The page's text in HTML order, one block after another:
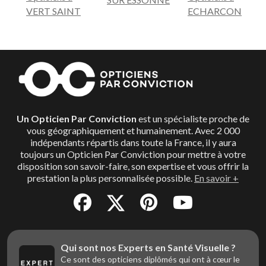
VERT SAINT
ECHARCON
Un Opticien Par Conviction est un spécialiste proche de
vous géographiquement et humainement. Avec 2 000
indépendants répartis dans toute la France, il y aura
toujours un Opticien Par Conviction pour mettre à votre
disposition son savoir-faire, son expertise et vous offrir la
prestation la plus personnalisée possible. En savoir +
Qui sont nos Experts en Santé Visuelle ?
Ce sont des opticiens diplômés qui ont à cœur le